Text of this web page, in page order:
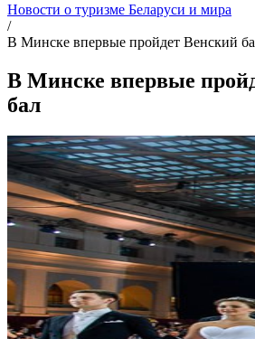
Новости о туризме Беларуси и мира
/
В Минске впервые пройдет Венский
В Минске впервые
бал